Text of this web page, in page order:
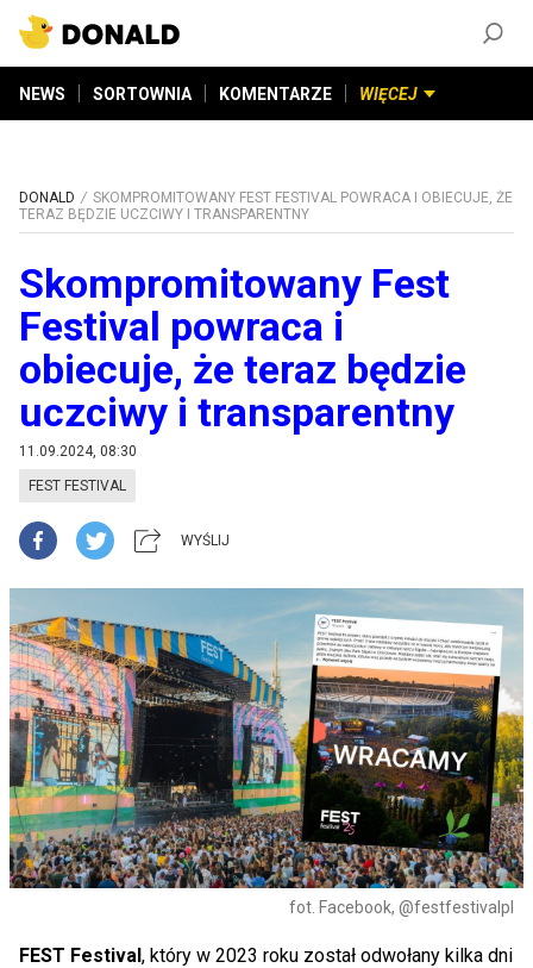
NEWS SORTOWNIA KOMENTARZE WIĘCEJ
DONALD
SKOMPROMITOWANY FEST FESTIVAL POWRACA I OBIECUJE, ŻE
TERAZ BĘDZIE UCZCIWY I TRANSPARENTNY
Skompromitowany Fest
Festival powraca i
obiecuje, że teraz będzie
uczciwy i transparentny
11.09.2024, 08:30
FEST FESTIVAL
WYŚLIJ
fot. Facebook, @festfestivalpl
FEST Festival, który w 2023 roku został odwołany kilka dni